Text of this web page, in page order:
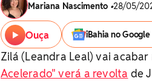
Mariana Nascimento •28/05/
Ouça iBahia no Google
Zilá (Leandra Leal) vai
Acelerado" verá a revolta de